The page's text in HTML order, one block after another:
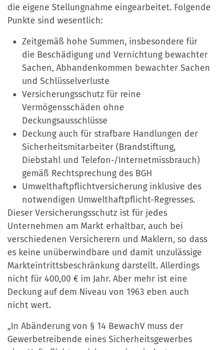
die eigene Stellungnahme eingearbeitet. Folgende
Punkte sind wesentlich:
Zeitgemäß hohe Summen, insbesondere für
die Beschädigung und Vernichtung bewachter
Sachen, Abhandenkommen bewachter Sachen
und Schlüsselverluste
Versicherungsschutz für reine
Vermögensschäden ohne
Deckungsausschlüsse
Deckung auch für strafbare Handlungen der
Sicherheitsmitarbeiter (Brandstiftung,
Diebstahl und Telefon-/Internetmissbrauch)
gemäß Rechtsprechung des BGH
Umwelthaftpflichtversicherung inklusive des
notwendigen Umwelthaftpflicht-Regresses.
Dieser Versicherungsschutz ist für jedes
Unternehmen am Markt erhaltbar, auch bei
verschiedenen Versicherern und Maklern, so dass
es keine unüberwindbare und damit unzulässige
Markteintrittsbeschränkung darstellt. Allerdings
nicht für 400,00 € im Jahr. Aber mehr ist eine
Deckung auf dem Niveau von 1963 eben auch
nicht wert.
„In Abänderung von § 14 BewachV muss der
Gewerbetreibende eines Sicherheitsgewerbes